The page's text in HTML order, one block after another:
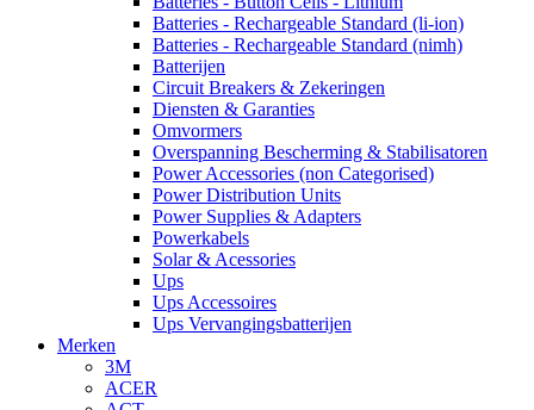
Batteries - Rechargeable Standard (li-ion)
Batteries - Rechargeable Standard (nimh)
Batterijen
Circuit Breakers & Zekeringen
Diensten & Garanties
Omvormers
Overspanning Bescherming & Stabilisatoren
Power Accessories (non Categorised)
Power Distribution Units
Power Supplies & Adapters
Powerkabels
Solar & Acessories
Ups
Ups Accessoires
Ups Vervangingsbatterijen
Merken
3M
ACER